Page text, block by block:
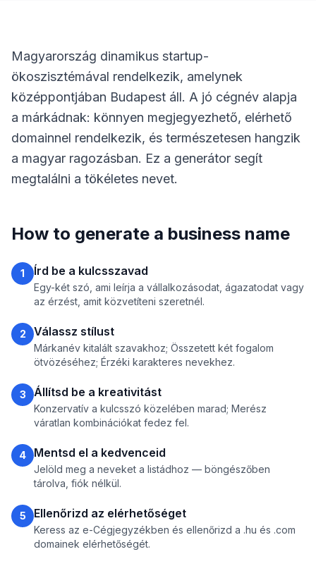
Magyarország dinamikus startup-
ökoszisztémával rendelkezik, amelynek
középpontjában Budapest áll. A jó cégnév alapja
a márkádnak: könnyen megjegyezhető, elérhető
domainnel rendelkezik, és természetesen hangzik
a magyar ragozásban. Ez a generátor segít
megtalálni a tökéletes nevet.
How to generate a business name
1 Írd be a kulcsszavad
Egy-két szó, ami leírja a vállalkozásodat, ágazatodat vagy
az érzést, amit közvetíteni szeretnél.
2 Válassz stílust
Márkanév kitalált szavakhoz; Összetett két fogalom
ötvözéséhez; Érzéki karakteres nevekhez.
3 Állítsd be a kreativitást
Konzervatív a kulcsszó közelében marad; Merész
váratlan kombinációkat fedez fel.
4 Mentsd el a kedvenceid
Jelöld meg a neveket a listádhoz — böngészőben
tárolva, fiók nélkül.
5 Ellenőrizd az elérhetőséget
Keress az e-Cégjegyzékben és ellenőrizd a .hu és .com
domainek elérhetőségét.